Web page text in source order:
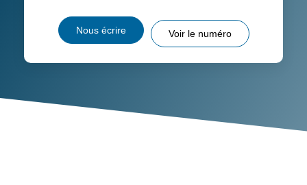
Nous écrire Voir le numéro